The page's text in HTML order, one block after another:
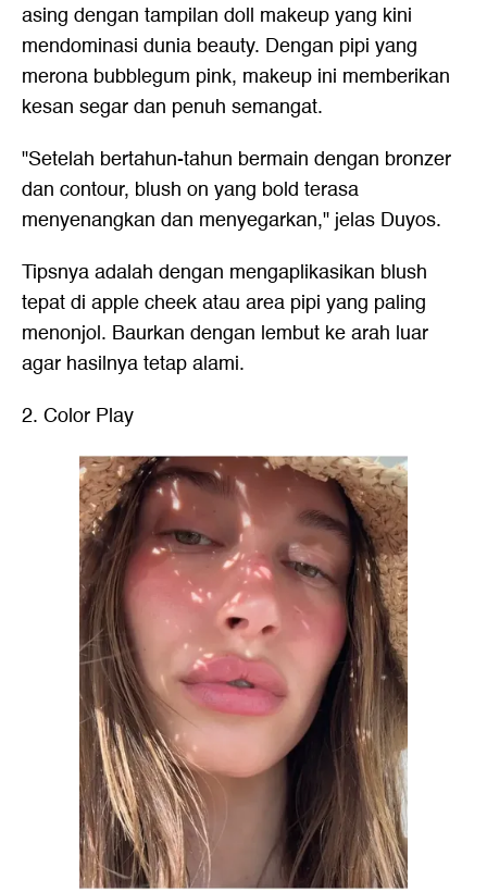
asing dengan tampilan doll makeup yang kini
mendominasi dunia beauty. Dengan pipi yang
merona bubblegum pink, makeup ini memberikan
kesan segar dan penuh semangat.
"Setelah bertahun-tahun bermain dengan bronzer
dan contour, blush on yang bold terasa
menyenangkan dan menyegarkan," jelas Duyos.
Tipsnya adalah dengan mengaplikasikan blush
tepat di apple cheek atau area pipi yang paling
menonjol. Baurkan dengan lembut ke arah luar
agar hasilnya tetap alami.
2. Color Play